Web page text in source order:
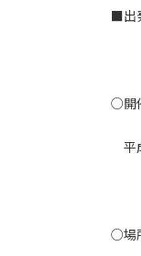
■出
○開
平
○場